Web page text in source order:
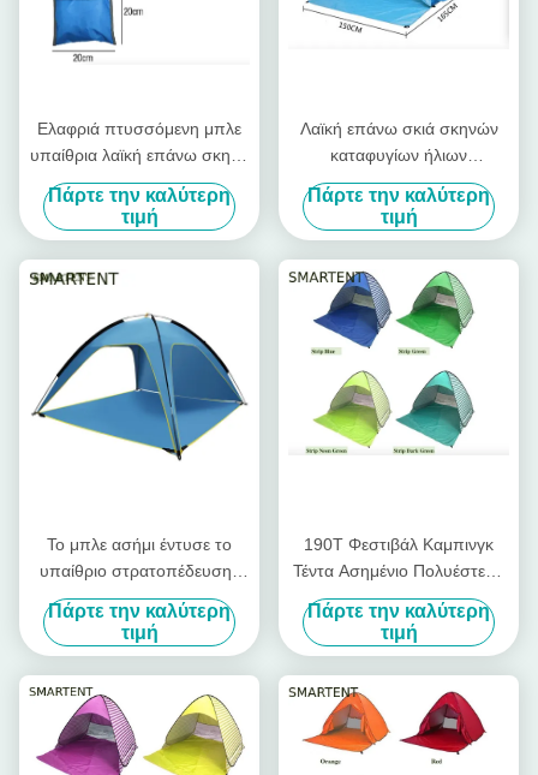
Ελαφριά πτυσσόμενη μπλε
υπαίθρια λαϊκή επάνω σκηνή
70X50X45cm καταφυγίων
ήλιων πολυεστέρα σκηνών
190T στρατοπέδευσης
Πάρτε την καλύτερη
τιμή
Λαϊκή επάνω σκιά σκηνών
καταφυγίων ήλιων
πολυεστέρα 190T για την
μπροστινή W κουρτίνα
πορτών παραλιών
Πάρτε την καλύτερη
τιμή
Το μπλε ασήμι έντυσε το
υπαίθριο στρατοπέδευσης
σκηνών 190T καταφύγιο
210X210X130cm παραλιών
πολυεστέρα λαϊκό επάνω
Πάρτε την καλύτερη
τιμή
190T Φεστιβάλ Καμπινγκ
Τέντα Ασημένιο Πολυέστερο
Ακτινοβόλο Pop Up Canopy
165X200X130cm
Πάρτε την καλύτερη
τιμή